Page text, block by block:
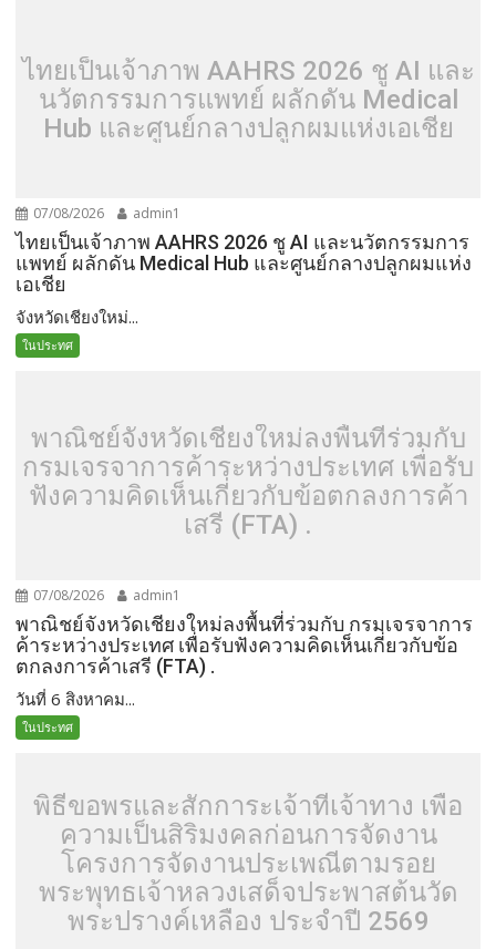
ไทยเป็นเจ้าภาพ AAHRS 2026 ชู AI และ
นวัตกรรมการแพทย์ ผลักดัน Medical
Hub และศูนย์กลางปลูกผมแห่งเอเชีย
07/08/2026 admin1
ไทยเป็นเจ้าภาพ AAHRS 2026 ชู AI และนวัตกรรมการ
แพทย์ ผลักดัน Medical Hub และศูนย์กลางปลูกผมแห่ง
เอเชีย
จังหวัดเชียงใหม่...
ในประทศ
พาณิชย์จังหวัดเชียงใหม่ลงพื้นที่ร่วมกับ
กรมเจรจาการค้าระหว่างประเทศ เพื่อรับ
ฟังความคิดเห็นเกี่ยวกับข้อตกลงการค้า
เสรี (FTA) .
07/08/2026 admin1
พาณิชย์จังหวัดเชียงใหม่ลงพื้นที่ร่วมกับ กรมเจรจาการ
ค้าระหว่างประเทศ เพื่อรับฟังความคิดเห็นเกี่ยวกับข้อ
ตกลงการค้าเสรี (FTA) .
วันที่ 6 สิงหาคม...
ในประทศ
พิธีขอพรและสักการะเจ้าที่เจ้าทาง เพื่อ
ความเป็นสิริมงคลก่อนการจัดงาน
โครงการจัดงานประเพณีตามรอย
พระพุทธเจ้าหลวงเสด็จประพาสต้นวัด
พระปรางค์เหลือง ประจำปี 2569